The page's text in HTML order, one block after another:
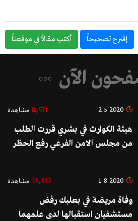
إقترح تصحيحاً أكتب مقالاً في موقعناً
الآن
2-5-2020
8,571 مشاهدة
هيئة الكوارث في بشري قررت الطلب
من مجلس الامن الفرعي رفع الحظر
1-8-2020
13,333 مشاهدة
وفاة مريضة في بعلبك رفض
مستشفيان استقبالها لدى علمهما